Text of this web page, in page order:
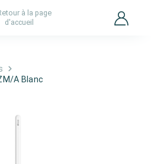
A Blanc